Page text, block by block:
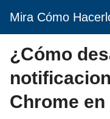
Mira Cómo
¿Cómo
Chrome